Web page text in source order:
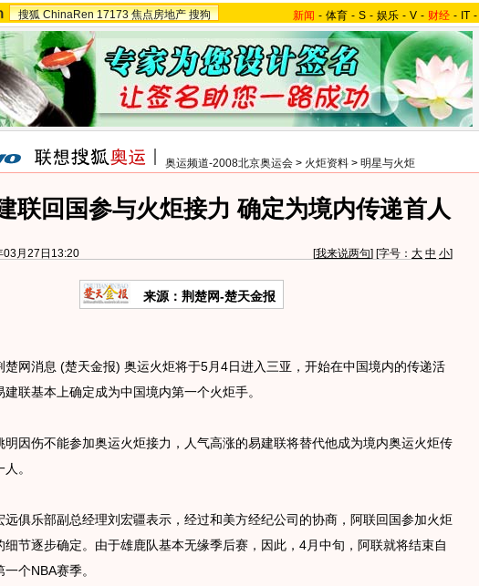
搜狐 ChinaRen 17173 焦点房地产 搜狗 新闻 - 体育 - S - 娱乐 - V - 财经 - IT -
奥运频道-2008北京奥运会 > 火炬资料 > 明星与火炬
联回国参与火炬接力 确定为境内传递首人
03月27日13:20 [我来说两句] [字号： 大 中 小]
来源：荆楚网-楚天金报
消息 (楚天金报) 奥运火炬将于5月4日进入三亚，开始在中国境内的传递活
建联基本上确定成为中国境内第一个火炬手。
伤不能参加奥运火炬接力，人气高涨的易建联将替代他成为境内奥运火炬传
。
远俱乐部副总经理刘宏疆表示，经过和美方经纪公司的协商，阿联回国参加火炬
细节逐步确定。由于雄鹿队基本无缘季后赛，因此，4月中旬，阿联就将结束自
一个NBA赛季。